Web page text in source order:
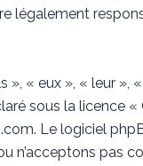
légalement
« eux », « leur »,
sous la licence «
. Le logiciel
n’acceptons pas